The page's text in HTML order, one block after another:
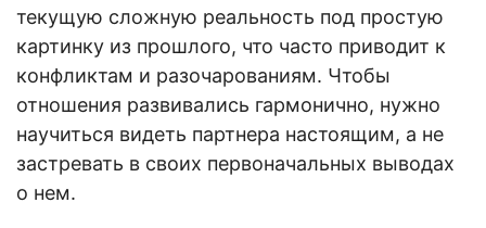
текущую сложную реальность под простую
картинку из прошлого, что часто приводит к
конфликтам и разочарованиям. Чтобы
отношения развивались гармонично, нужно
научиться видеть партнера настоящим, а не
застревать в своих первоначальных выводах
о нем.